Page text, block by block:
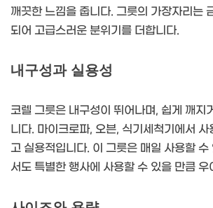
깨끗한 느낌을 줍니다. 그릇의 가장자리는
되어 고급스러운 분위기를 더합니다.
내구성과 실용성
코렐 그릇은 내구성이 뛰어나며, 쉽게 깨지
니다. 마이크로파, 오븐, 식기세척기에서
고 실용적입니다. 이 그릇은 매일 사용할 수
서도 특별한 행사에 사용할 수 있을 만큼 우